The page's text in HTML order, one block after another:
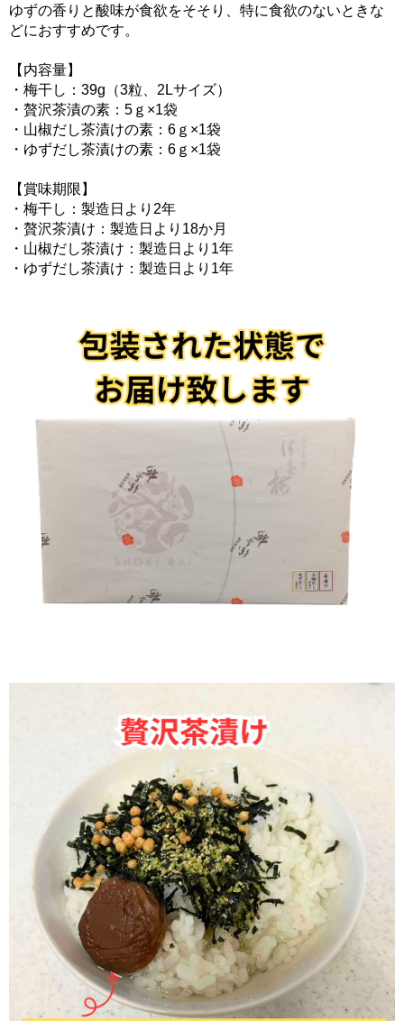
ゆずの香りと酸味が食欲をそそり、特に食欲のないときな
どにおすすめです。
【内容量】
・梅干し：39g（3粒、2Lサイズ）
・贅沢茶漬の素：5ｇ×1袋
・山椒だし茶漬けの素：6ｇ×1袋
・ゆずだし茶漬けの素：6ｇ×1袋
【賞味期限】
・梅干し：製造日より2年
・贅沢茶漬け：製造日より18か月
・山椒だし茶漬け：製造日より1年
・ゆずだし茶漬け：製造日より1年